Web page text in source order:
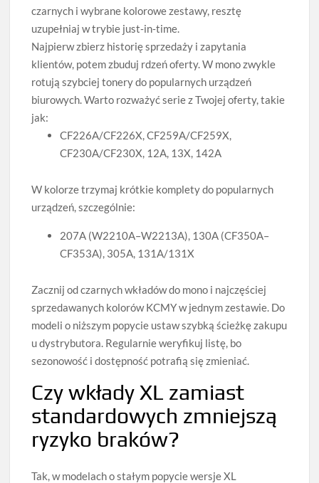
czarnych i wybrane kolorowe zestawy, resztę
uzupełniaj w trybie just‑in‑time.
Najpierw zbierz historię sprzedaży i zapytania
klientów, potem zbuduj rdzeń oferty. W mono zwykle
rotują szybciej tonery do popularnych urządzeń
biurowych. Warto rozważyć serie z Twojej oferty, takie
jak:
CF226A/CF226X, CF259A/CF259X,
CF230A/CF230X, 12A, 13X, 142A
W kolorze trzymaj krótkie komplety do popularnych
urządzeń, szczególnie:
207A (W2210A–W2213A), 130A (CF350A–
CF353A), 305A, 131A/131X
Zacznij od czarnych wkładów do mono i najczęściej
sprzedawanych kolorów KCMY w jednym zestawie. Do
modeli o niższym popycie ustaw szybką ścieżkę zakupu
u dystrybutora. Regularnie weryfikuj listę, bo
sezonowość i dostępność potrafią się zmieniać.
Czy wkłady XL zamiast
standardowych zmniejszą
ryzyko braków?
Tak, w modelach o stałym popycie wersje XL